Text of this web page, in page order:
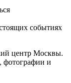
событиях
центр Москвы.
фотографии и